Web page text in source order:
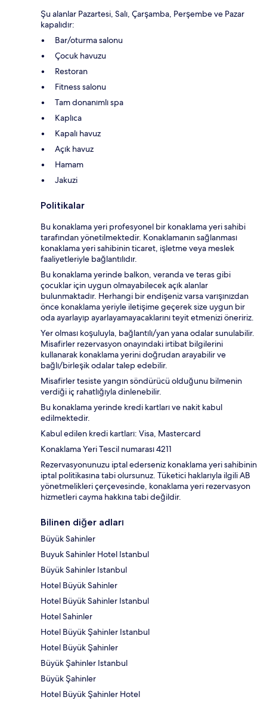
Şu alanlar Pazartesi, Salı, Çarşamba, Perşembe ve Pazar
kapalıdır:
Bar/oturma salonu
Çocuk havuzu
Restoran
Fitness salonu
Tam donanımlı spa
Kaplıca
Kapalı havuz
Açık havuz
Hamam
Jakuzi
Politikalar
Bu konaklama yeri profesyonel bir konaklama yeri sahibi
tarafından yönetilmektedir. Konaklamanın sağlanması
konaklama yeri sahibinin ticaret, işletme veya meslek
faaliyetleriyle bağlantılıdır.
Bu konaklama yerinde balkon, veranda ve teras gibi
çocuklar için uygun olmayabilecek açık alanlar
bulunmaktadır. Herhangi bir endişeniz varsa varışınızdan
önce konaklama yeriyle iletişime geçerek size uygun bir
oda ayarlayıp ayarlayamayacaklarını teyit etmenizi öneririz.
Yer olması koşuluyla, bağlantılı/yan yana odalar sunulabilir.
Misafirler rezervasyon onayındaki irtibat bilgilerini
kullanarak konaklama yerini doğrudan arayabilir ve
bağlı/birleşik odalar talep edebilir.
Misafirler tesiste yangın söndürücü olduğunu bilmenin
verdiği iç rahatlığıyla dinlenebilir.
Bu konaklama yerinde kredi kartları ve nakit kabul
edilmektedir.
Kabul edilen kredi kartları: Visa, Mastercard
Konaklama Yeri Tescil numarası 4211
Rezervasyonunuzu iptal ederseniz konaklama yeri sahibinin
iptal politikasına tabi olursunuz. Tüketici haklarıyla ilgili AB
yönetmelikleri çerçevesinde, konaklama yeri rezervasyon
hizmetleri cayma hakkına tabi değildir.
Bilinen diğer adları
Büyük Sahinler
Buyuk Sahinler Hotel Istanbul
Büyük Sahinler Istanbul
Hotel Büyük Sahinler
Hotel Büyük Sahinler Istanbul
Hotel Sahinler
Hotel Büyük Şahinler Istanbul
Hotel Büyük Şahinler
Büyük Şahinler Istanbul
Büyük Şahinler
Hotel Büyük Şahinler Hotel